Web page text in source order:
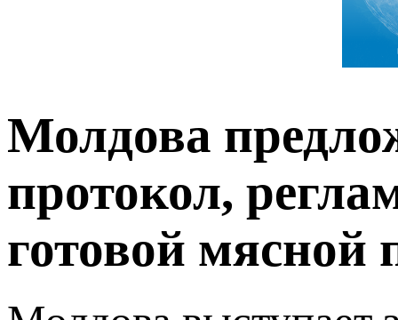
Молдова
протокол,
готовой мясной